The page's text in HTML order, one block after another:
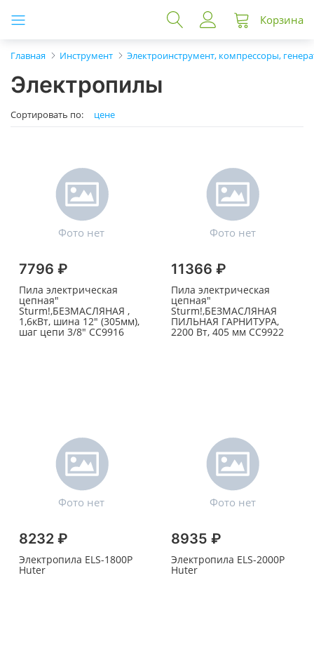
Корзина
Главная Инструмент Электроинструмент, компрессоры,
Электропилы
Сортировать по: цене
7796 ₽
Пила электрическая
цепная"
Sturm!,БЕЗМАСЛЯНАЯ ,
1,6кВт, шина 12" (305мм),
шаг цепи 3/8" СС9916
11366 ₽
Пила электрическая
цепная"
Sturm!,БЕЗМАСЛЯНАЯ
ПИЛЬНАЯ ГАРНИТУРА,
2200 Вт, 405 мм СС9922
8232 ₽
Электропила ELS-1800Р
Huter
8935 ₽
Электропила ELS-2000P
Huter